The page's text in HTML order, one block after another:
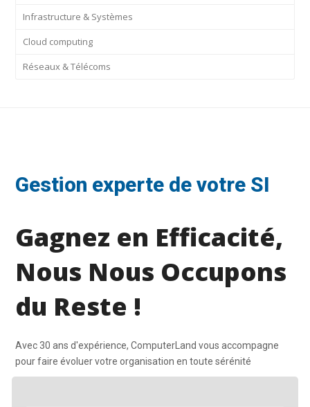
Infrastructure & Systèmes
Cloud computing
Réseaux & Télécoms
Gestion experte de votre SI
Gagnez en Efficacité,
Nous Nous Occupons
du Reste !
Avec 30 ans d'expérience, ComputerLand vous accompagne
pour faire évoluer votre organisation en toute sérénité